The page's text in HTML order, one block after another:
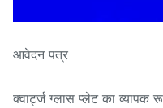
आवेदन पत्र
क्वार्ट्ज ग्लास प्लेट का